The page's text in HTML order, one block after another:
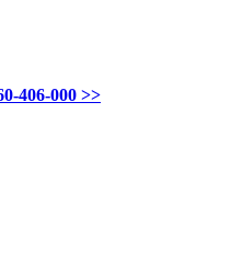
406-000 >>